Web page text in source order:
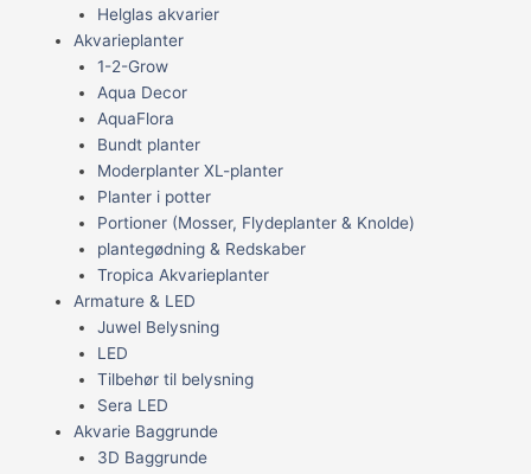
Helglas akvarier
Akvarieplanter
1-2-Grow
Aqua Decor
AquaFlora
Bundt planter
Moderplanter XL-planter
Planter i potter
Portioner (Mosser, Flydeplanter & Knolde)
plantegødning & Redskaber
Tropica Akvarieplanter
Armature & LED
Juwel Belysning
LED
Tilbehør til belysning
Sera LED
Akvarie Baggrunde
3D Baggrunde